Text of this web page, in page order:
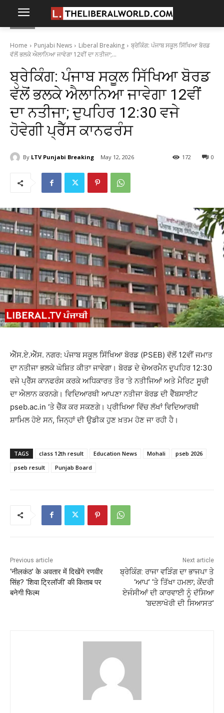
Home Punjabi News Liberal Breaking
ਬ੍ਰੇਕਿੰਗ: ਪੰਜਾਬ ਸਕੂਲ ਸਿੱਖਿਆ ਬੋਰਡ
ਵੱਲੋਂ ਭਲਕੇ ਐਲਾਨਿਆ ਜਾਵੇਗਾ 12ਵੀਂ ਦਾ ਨਤੀਜਾ;...
ਬ੍ਰੇਕਿੰਗ: ਪੰਜਾਬ ਸਕੂਲ ਸਿੱਖਿਆ ਬੋਰਡ
ਵੱਲੋਂ ਭਲਕੇ ਐਲਾਨਿਆ ਜਾਵੇਗਾ 12ਵੀਂ
ਦਾ ਨਤੀਜਾ; ਦੁਪਹਿਰ 12:30 ਵਜੇ
ਹੋਵੇਗੀ ਪ੍ਰੈੱਸ ਕਾਨਫਰੰਸ
By LTV Punjabi Breaking May 12, 2026 0
172
ਐੱਸ.ਏ.ਐੱਸ. ਨਗਰ: ਪੰਜਾਬ ਸਕੂਲ ਸਿੱਖਿਆ ਬੋਰਡ (PSEB) ਵੱਲੋਂ 12ਵੀਂ ਜਮਾਤ
ਦਾ ਨਤੀਜਾ ਭਲਕੇ ਘੋਸ਼ਿਤ ਕੀਤਾ ਜਾਵੇਗਾ। ਬੋਰਡ ਦੇ ਚੇਅਰਮੈਨ ਦੁਪਹਿਰ 12:30
ਵਜੇ ਪ੍ਰੈੱਸ ਕਾਨਫਰੰਸ ਕਰਕੇ ਅਧਿਕਾਰਤ ਤੌਰ ‘ਤੇ ਨਤੀਜਿਆਂ ਅਤੇ ਮੈਰਿਟ ਸੂਚੀ
ਦਾ ਐਲਾਨ ਕਰਨਗੇ। ਵਿਦਿਆਰਥੀ ਆਪਣਾ ਨਤੀਜਾ ਬੋਰਡ ਦੀ ਵੈੱਬਸਾਈਟ
pseb.ac.in ‘ਤੇ ਚੈੱਕ ਕਰ ਸਕਣਗੇ। ਪ੍ਰੀਖਿਆ ਵਿੱਚ ਲੱਖਾਂ ਵਿਦਿਆਰਥੀ
ਸ਼ਾਮਿਲ ਹੋਏ ਸਨ, ਜਿਨ੍ਹਾਂ ਦੀ ਉਡੀਕ ਹੁਣ ਖ਼ਤਮ ਹੋਣ ਜਾ ਰਹੀ ਹੈ।
TAGS class 12th result Education News Mohali
pseb 2026
pseb result
Punjab Board
Previous article
‘नीलकंठ’ के अवतार में दिखेंगे रणवीर
सिंह? ‘शिवा ट्रिलॉजी’ की किताब पर
बनेगी फिल्म
Next article
ਬ੍ਰੇਕਿੰਗ: ਰਾਜਾ ਵੜਿੰਗ ਦਾ ਭਾਜਪਾ ਤੇ
‘ਆਪ’ ‘ਤੇ ਤਿੱਖਾ ਹਮਲਾ; ਕੇਂਦਰੀ
ਏਜੰਸੀਆਂ ਦੀ ਕਾਰਵਾਈ ਨੂੰ ਦੱਸਿਆ
‘ਬਦਲਾਖੋਰੀ ਦੀ ਸਿਆਸਤ’